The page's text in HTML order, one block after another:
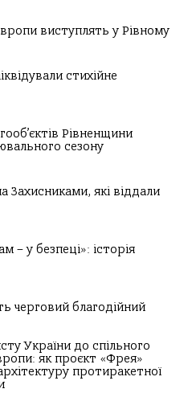
виступлять у Рівному
стихійне
Рівненщини
сезону
Захисниками, які віддали
– у безпеці»: історія
черговий благодійний
України до спільного
як проєкт «Фрея»
протиракетної